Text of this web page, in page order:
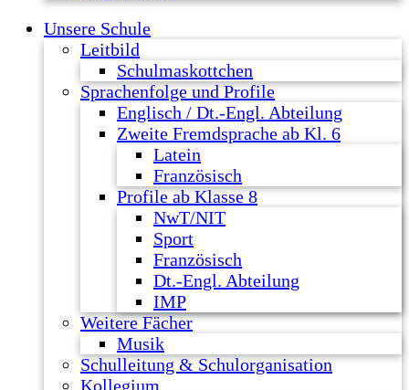
Unsere Schule
Leitbild
Schulmaskottchen
Sprachenfolge und Profile
Englisch / Dt.-Engl. Abteilung
Zweite Fremdsprache ab Kl. 6
Latein
Französisch
Profile ab Klasse 8
NwT/NIT
Sport
Französisch
Dt.-Engl. Abteilung
IMP
Weitere Fächer
Musik
Schulleitung & Schulorganisation
Kollegium